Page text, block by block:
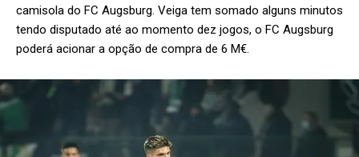
camisola do FC Augsburg. Veiga tem somado alguns minutos
tendo disputado até ao momento dez jogos, o FC Augsburg
poderá acionar a opção de compra de 6 M€.